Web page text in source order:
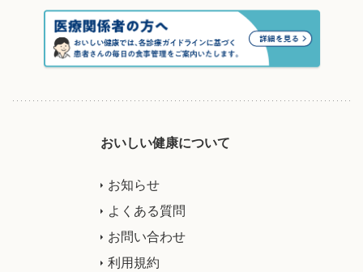
おいしい健康について
お知らせ
よくある質問
お問い合わせ
利用規約